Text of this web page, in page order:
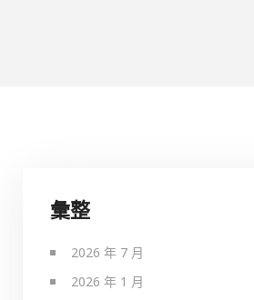
彙整
2026 年 7 月
2026 年 1 月